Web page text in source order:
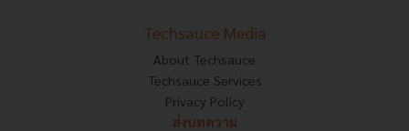
Techsauce Media
About Techsauce
Techsauce Services
Privacy Policy
ส่งบทความ